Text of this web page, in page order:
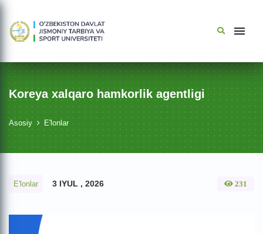
Koreya xalqaro hamkorlik agentligi
Asosiy E'lonlar
E'lonlar 3 IYUL , 2026 231